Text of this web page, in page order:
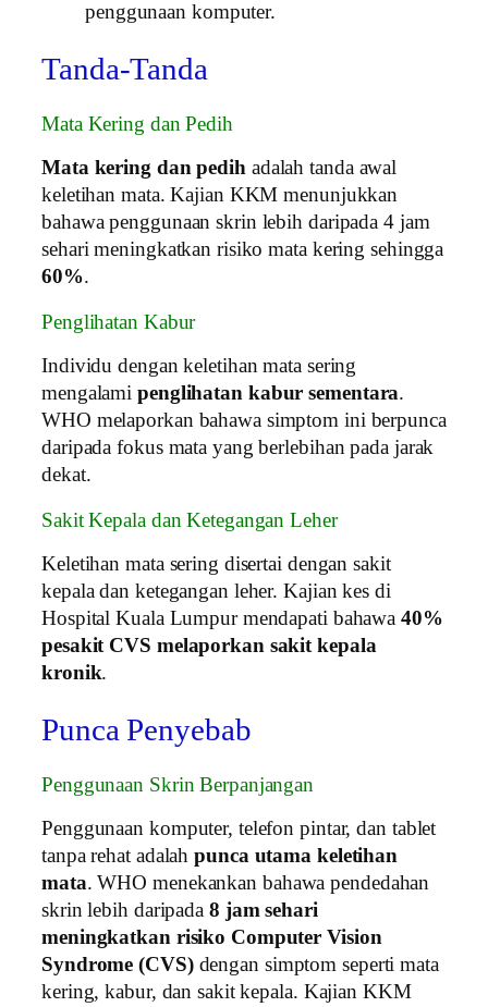
penggunaan komputer.
Tanda-Tanda
Mata Kering dan Pedih
Mata kering dan pedihadalah tanda awal
keletihan mata. Kajian KKM menunjukkan
bahawa penggunaan skrin lebih daripada 4 jam
sehari meningkatkan risiko mata kering sehingga
60%.
Penglihatan Kabur
Individu dengan keletihan mata sering
mengalamipenglihatan kabur sementara.
WHO melaporkan bahawa simptom ini berpunca
daripada fokus mata yang berlebihan pada jarak
dekat.
Sakit Kepala dan Ketegangan Leher
Keletihan mata sering disertai dengan sakit
kepala dan ketegangan leher. Kajian kes di
Hospital Kuala Lumpur mendapati bahawa40%
pesakit CVS melaporkan sakit kepala
kronik.
Punca Penyebab
Penggunaan Skrin Berpanjangan
Penggunaan komputer, telefon pintar, dan tablet
tanpa rehat adalahpunca utama keletihan
mata. WHO menekankan bahawa pendedahan
skrin lebih daripada 8 jam sehari
meningkatkan risiko Computer Vision
Syndrome (CVS)dengan simptom seperti mata
kering, kabur, dan sakit kepala. Kajian KKM